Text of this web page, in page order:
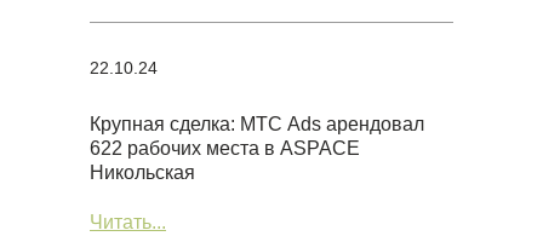
22.10.24
Крупная сделка: МТС Ads арендовал
622 рабочих места в ASPACE
Никольская
Читать...